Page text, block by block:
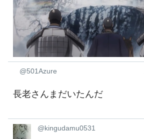
@501Azure
長老さんまだいたんだ
@kingudamu0531